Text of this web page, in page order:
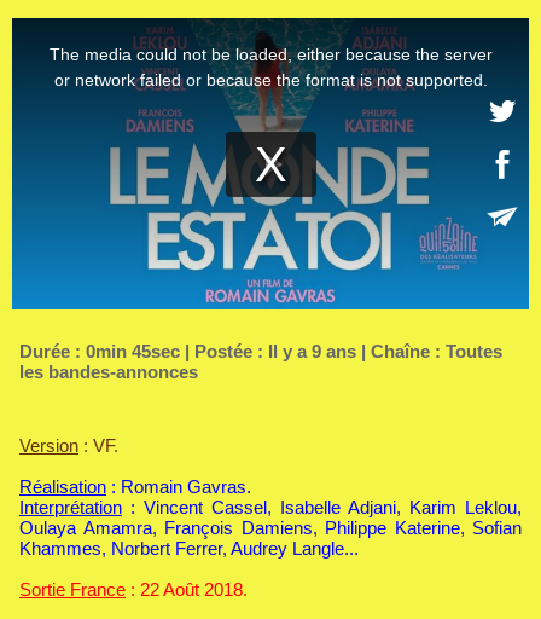
Durée : 0min 45sec | Postée : Il y a 9 ans | Chaîne : Toutes
les bandes-annonces
Version : VF.
Réalisation : Romain Gavras.
Interprétation : Vincent Cassel, Isabelle Adjani, Karim Leklou,
Oulaya Amamra, François Damiens, Philippe Katerine, Sofian
Khammes, Norbert Ferrer, Audrey Langle...
Sortie France : 22 Août 2018.